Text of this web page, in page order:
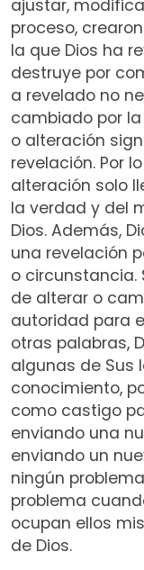
ajustar,
proceso,
la que Dios ha
destruye por
a revelado no
cambiado por
o alteración
revelación. Por
alteración solo
la verdad y del
Dios. Además,
una revelación
o circunstancia.
de alterar o
autoridad para
otras palabras,
algunas de Sus
conocimiento,
como castigo
enviando una
enviando un
ningún
problema
ocupan ellos
de Dios.